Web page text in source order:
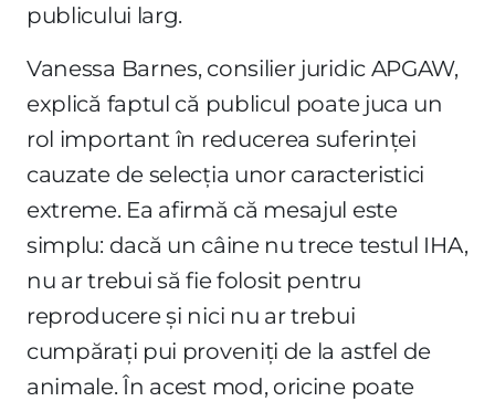
publicului larg.
Vanessa Barnes, consilier juridic APGAW,
explică faptul că publicul poate juca un
rol important în reducerea suferinței
cauzate de selecția unor caracteristici
extreme. Ea afirmă că mesajul este
simplu: dacă un câine nu trece testul IHA,
nu ar trebui să fie folosit pentru
reproducere și nici nu ar trebui
cumpărați pui proveniți de la astfel de
animale. În acest mod, oricine poate